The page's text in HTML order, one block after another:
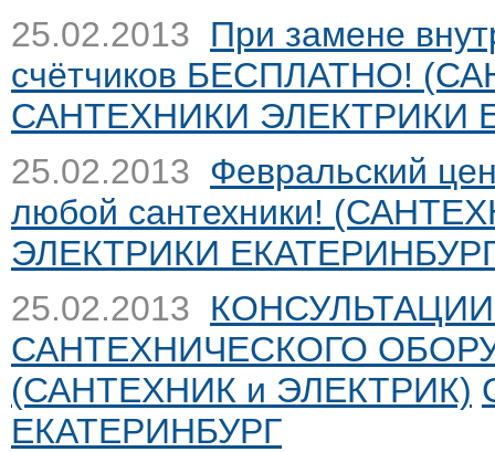
25.02.2013 При замене
счётчиков БЕСПЛАТНО!
САНТЕХНИКИ ЭЛЕКТРИКИ
25.02.2013 Февральский
любой сантехники!
ЭЛЕКТРИКИ
25.02.2013
САНТЕХНИЧЕСКОГО
(САНТЕХНИК и ЭЛЕКТРИК)
ЕКАТЕРИНБУРГ